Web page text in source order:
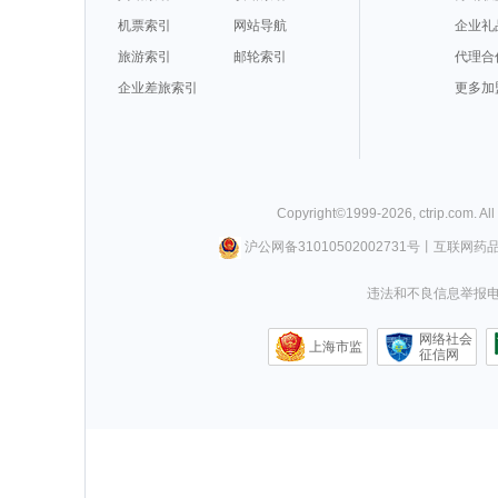
机票索引
网站导航
旅游索引
邮轮索引
企业差旅索引
企业礼
代理合
更多加
Copyright©1999-2026, ctrip.com.
沪公网备31010502002731号丨 互联网药
违法和不良信息举报
上海市监
网络社会
征信网